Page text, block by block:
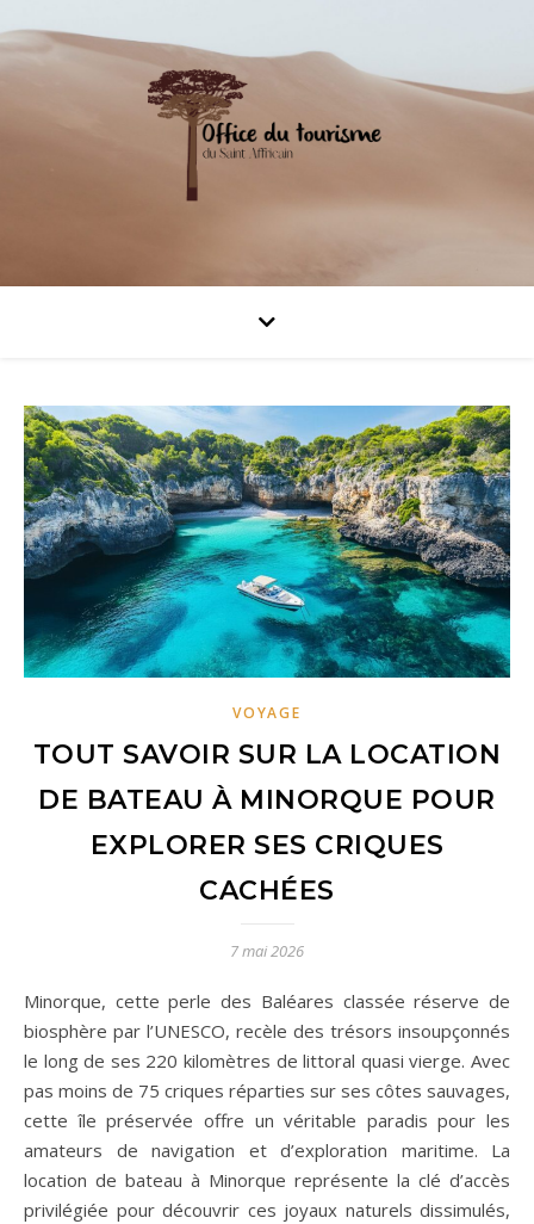
VOYAGE
TOUT SAVOIR SUR LA LOCATION
DE BATEAU À MINORQUE POUR
EXPLORER SES CRIQUES
CACHÉES
7 mai 2026
Minorque, cette perle des Baléares classée réserve de
biosphère par l’UNESCO, recèle des trésors insoupçonnés
le long de ses 220 kilomètres de littoral quasi vierge. Avec
pas moins de 75 criques réparties sur ses côtes sauvages,
cette île préservée offre un véritable paradis pour les
amateurs de navigation et d’exploration maritime. La
location de bateau à Minorque représente la clé d’accès
privilégiée pour découvrir ces joyaux naturels dissimulés,